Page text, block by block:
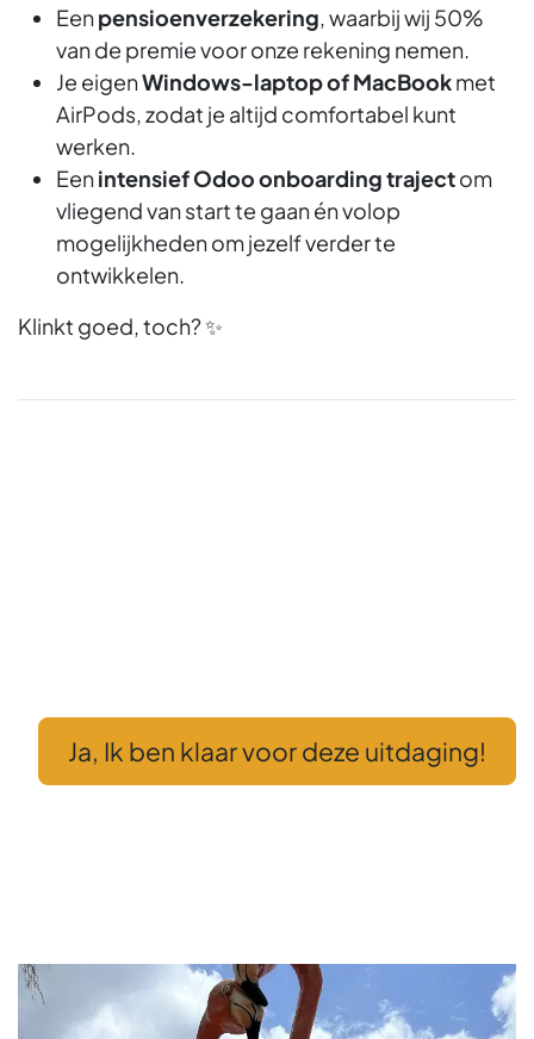
Eenpensioenverzekering, waarbij wij 50%
van de premie voor onze rekening nemen.
Je eigenWindows-laptop of MacBookmet
AirPods, zodat je altijd comfortabel kunt
werken.
Eenintensief Odoo onboarding trajectom
vliegend van start te gaan én volop
mogelijkheden om jezelf verder te
ontwikkelen.
Klinkt goed, toch? ✨
Ja, Ik ben klaar voor deze uitdaging!